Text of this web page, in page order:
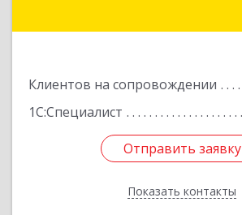
Клиентов на сопровождении
1С:Специалист
Отправить заявку
Показать контакты
Отправить заявку
Назад